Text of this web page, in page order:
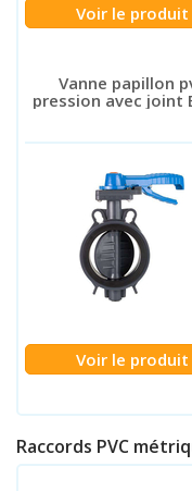
Voir le produit
Vanne papillon
pression avec joint
Voir le produit
Raccords PVC